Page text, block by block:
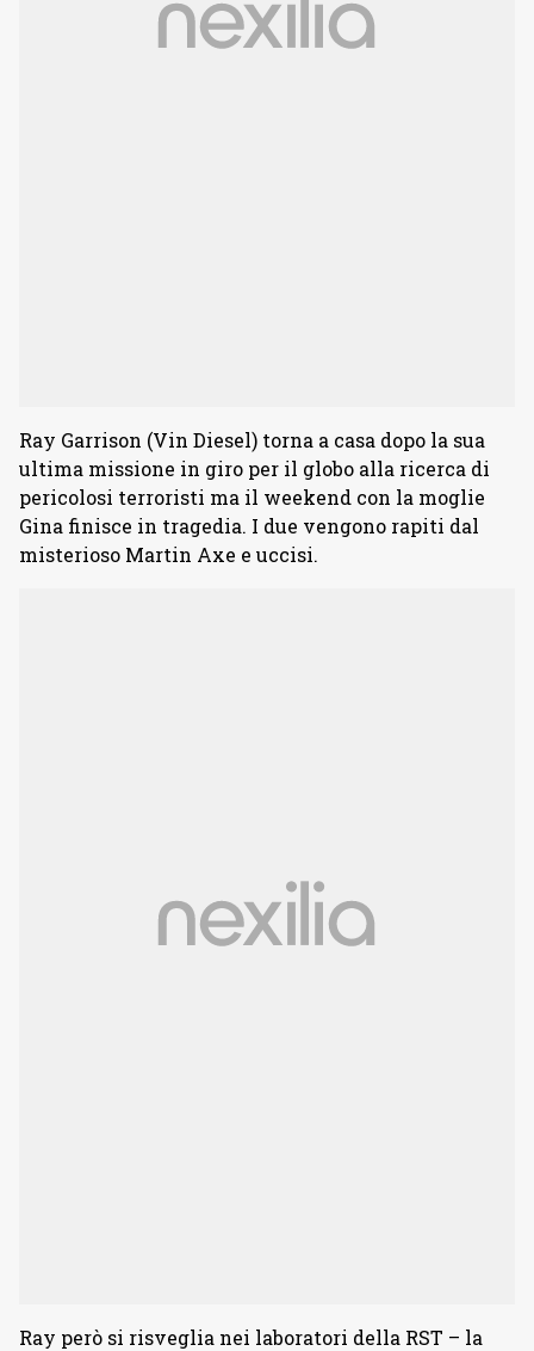
Ray Garrison (Vin Diesel) torna a casa dopo la sua
ultima missione in giro per il globo alla ricerca di
pericolosi terroristi ma il weekend con la moglie
Gina finisce in tragedia. I due vengono rapiti dal
misterioso Martin Axe e uccisi.
Ray però si risveglia nei laboratori della RST – la